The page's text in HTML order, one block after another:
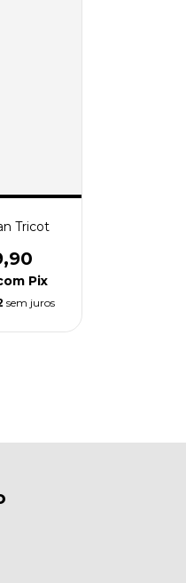
Tricot
Pix
sem juros